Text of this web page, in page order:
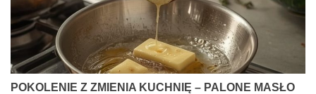
POKOLENIE Z ZMIENIA KUCHNIĘ – PALONE MASŁO